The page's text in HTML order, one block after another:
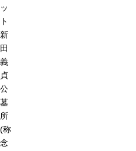
ッ
ト
新
田
義
貞
公
墓
所
(称
念